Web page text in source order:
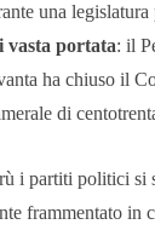
una
portata: il
ha chiuso il
di
i partiti politici si
frammentato in